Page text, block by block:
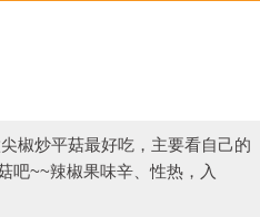
椒炒平菇最好吃，主要看自己的
吧~~辣椒果味辛、性热，入